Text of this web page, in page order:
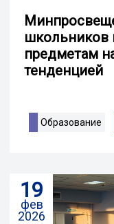
школьников
предметам
тенденцией
Образование
19
фев
2026